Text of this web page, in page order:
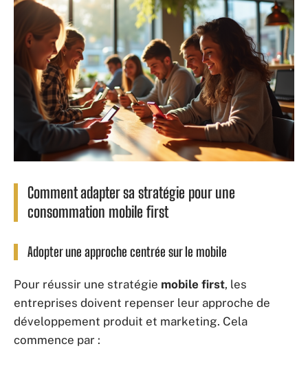
Comment adapter sa stratégie pour une
consommation mobile first
Adopter une approche centrée sur le mobile
Pour réussir une stratégie mobile first, les
entreprises doivent repenser leur approche de
développement produit et marketing. Cela
commence par :